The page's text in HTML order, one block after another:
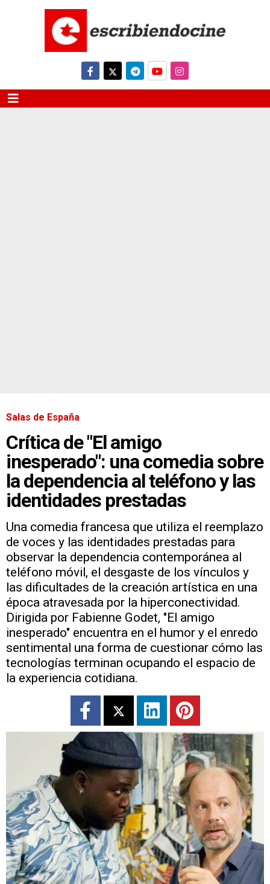
Salas de España
Crítica de "El amigo
inesperado": una comedia sobre
la dependencia al teléfono y las
identidades prestadas
Una comedia francesa que utiliza el reemplazo
de voces y las identidades prestadas para
observar la dependencia contemporánea al
teléfono móvil, el desgaste de los vínculos y
las dificultades de la creación artística en una
época atravesada por la hiperconectividad.
Dirigida por Fabienne Godet, "El amigo
inesperado" encuentra en el humor y el enredo
sentimental una forma de cuestionar cómo las
tecnologías terminan ocupando el espacio de
la experiencia cotidiana.